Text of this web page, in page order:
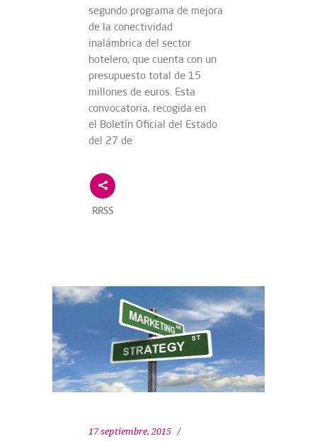
segundo programa de mejora
de la conectividad
inalámbrica del sector
hotelero, que cuenta con un
presupuesto total de 15
millones de euros. Esta
convocatoria, recogida en
el Boletín Oficial del Estado
del 27 de
RRSS
17 septiembre, 2015